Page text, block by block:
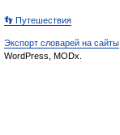
👣 Путешествия
Экспорт словарей на сайты
WordPress, MODx.